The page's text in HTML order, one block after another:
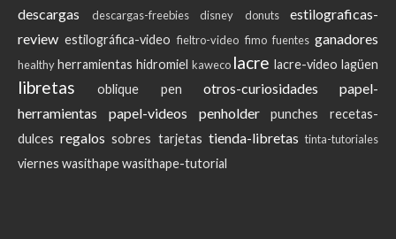
descargas
descargas-freebies disney donuts
estilograficas-
review estilográfica-video fieltro-video fimo fuentes ganadores
healthyherramientas hidromiel kaweco lacre lacre-video lagüen
libretas oblique pen otros-curiosidades
papel-
herramientas
papel-videos penholder punches
recetas-
dulces regalos sobres tarjetas tienda-libretas tinta-tutoriales
viernes wasithapewasithape-tutorial